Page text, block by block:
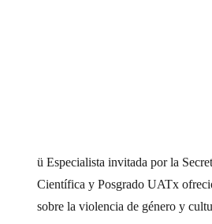
ü Especialista invitada por la
Científica y Posgrado UATx
sobre la violencia de género y